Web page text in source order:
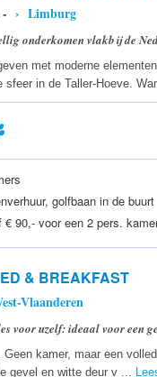
› Limburg
onderkomen vlakbij de
met moderne
sfeer in de Taller-Hoeve.
golfbaan in de buurt
€ 90,- voor een 2 pers.
& BREAKFAST
Vlaanderen
voor uzelf: ideaal voor een
kamer, maar een
gevel en witte deur v ...